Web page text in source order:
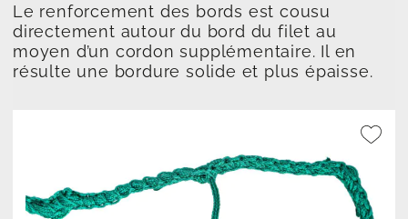
Le renforcement des bords est cousu
directement autour du bord du filet au
moyen d’un cordon supplémentaire. Il en
résulte une bordure solide et plus épaisse.